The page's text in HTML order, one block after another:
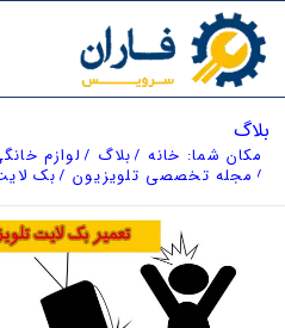
بلاگ
مکان شما: خانه /بلاگ / لوازم
/ مجله تخصصی تلویزیون /بک